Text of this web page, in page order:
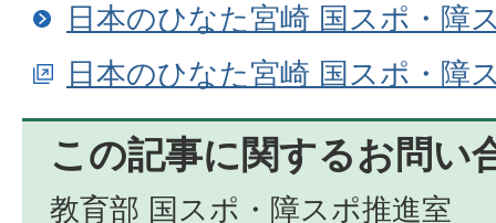
日本のひなた宮崎 国スポ・障
日本のひなた宮崎 国スポ・障
この記事に関するお問い
教育部 国スポ・障スポ推進室